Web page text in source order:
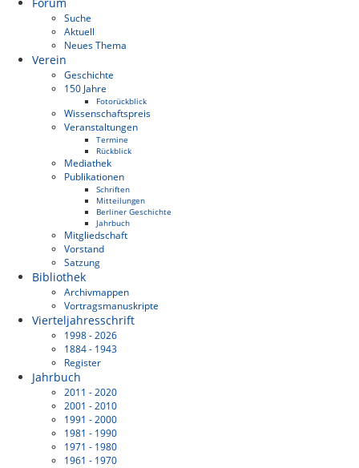
Suche
Aktuell
Neues Thema
Verein
Geschichte
150 Jahre
Fotorückblick
Wissenschaftspreis
Veranstaltungen
Termine
Rückblick
Mediathek
Publikationen
Schriften
Mitteilungen
Berliner Geschichte
Jahrbuch
Mitgliedschaft
Vorstand
Satzung
Bibliothek
Archivmappen
Vortragsmanuskripte
Vierteljahresschrift
1998 - 2026
1884 - 1943
Register
Jahrbuch
2011 - 2020
2001 - 2010
1991 - 2000
1981 - 1990
1971 - 1980
1961 - 1970